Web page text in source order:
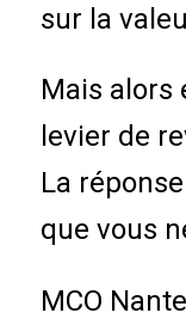
sur la
Mais alors
levier de
La
que vous
MCO